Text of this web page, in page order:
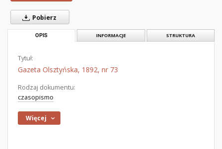
Pobierz
OPIS INFORMACJE STRUKTURA
Tytuł:
Gazeta Olsztyńska, 1892, nr 73
Rodzaj dokumentu:
czasopismo
Więcej